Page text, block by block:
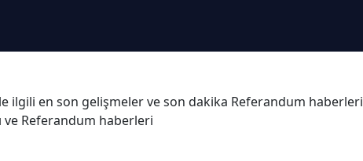
ilgili en son gelişmeler ve son dakika Referandum haberleri
ve Referandum haberleri